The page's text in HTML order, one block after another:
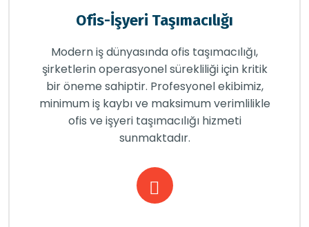
Ofis-İşyeri Taşımacılığı
Modern iş dünyasında ofis taşımacılığı,
şirketlerin operasyonel sürekliliği için kritik
bir öneme sahiptir. Profesyonel ekibimiz,
minimum iş kaybı ve maksimum verimlilikle
ofis ve işyeri taşımacılığı hizmeti
sunmaktadır.